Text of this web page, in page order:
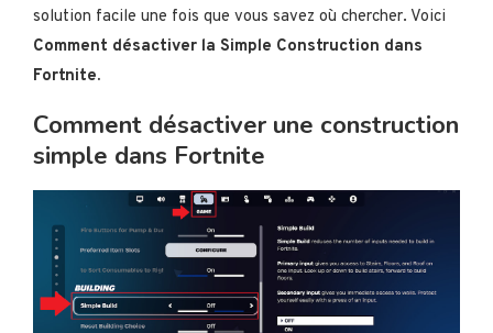
solution facile une fois que vous savez où chercher. Voici
Comment désactiver la Simple Construction dans
Fortnite.
Comment désactiver une construction
simple dans Fortnite